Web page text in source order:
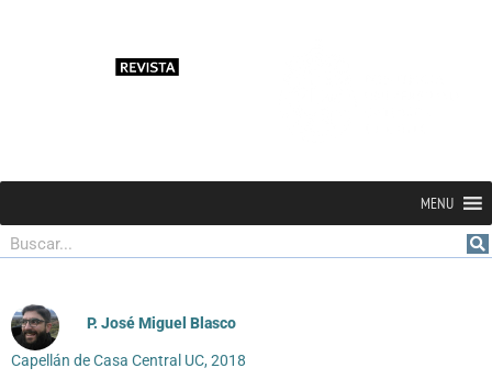
MENU
Buscar
P. José Miguel Blasco
Capellán de Casa Central UC, 2018